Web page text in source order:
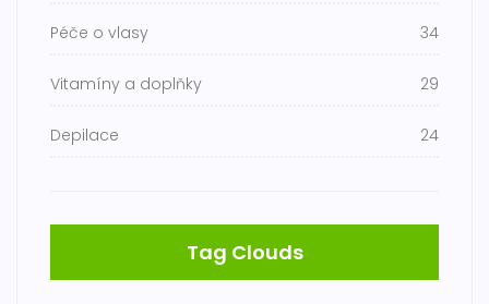
Péče o vlasy 34
Vitamíny a doplňky 29
Depilace 24
Tag Clouds